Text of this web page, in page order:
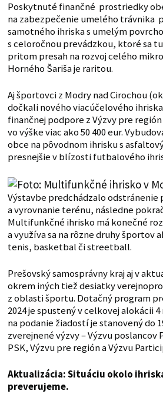
Poskytnuté finančné prostriedky
na zabezpečenie umelého trávnika
samotného ihriska s umelým
s celoročnou prevádzkou, ktoré sa
pritom presah na rozvoj celého
Horného Šariša je raritou.
Aj športovci z Modry nad Cirochou
dočkali nového viacúčelového
finančnej podpore z Výzvy pre
vo výške viac ako 50 400 eur.
obce na pôvodnom ihrisku s
presnejšie v blízosti futbalového
Výstavbe predchádzalo odstránenie
a vyrovnanie terénu, následne
Multifunkčné ihrisko má konečné
a využíva sa na rôzne druhy športov
tenis, basketbal či streetball.
Prešovský samosprávny kraj aj v
okrem iných tiež desiatky
z oblasti športu. Dotačný program
2024 je spustený v celkovej alokácii
na podanie žiadostí je stanovený do
zverejnené výzvy – Výzvu poslancov
PSK, Výzvu pre región a Výzvu
Aktualizácia: Situáciu okolo
preverujeme.